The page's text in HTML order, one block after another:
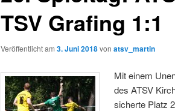
TSV Grafing 1:1
Veröffentlicht am 3. Juni 2018von atsv_martin
Mit einem
des ATSV
sicherte Platz